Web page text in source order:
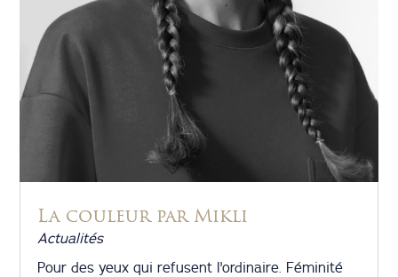
La couleur par Mikli
Actualités
Pour des yeux qui refusent l'ordinaire. Féminité